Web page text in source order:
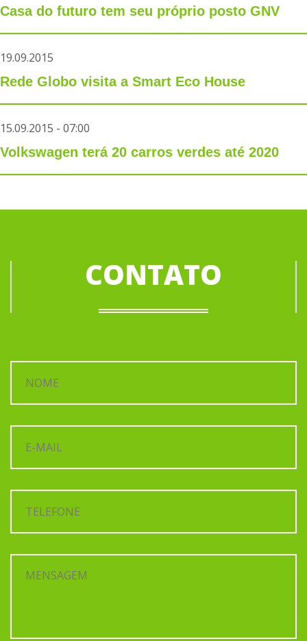
Casa do futuro tem seu próprio posto GNV
19.09.2015
Rede Globo visita a Smart Eco House
15.09.2015 - 07:00
Volkswagen terá 20 carros verdes até 2020
CONTATO